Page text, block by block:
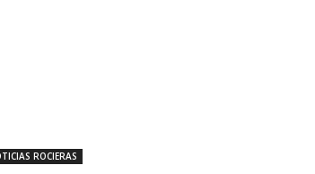
ROCIERAS